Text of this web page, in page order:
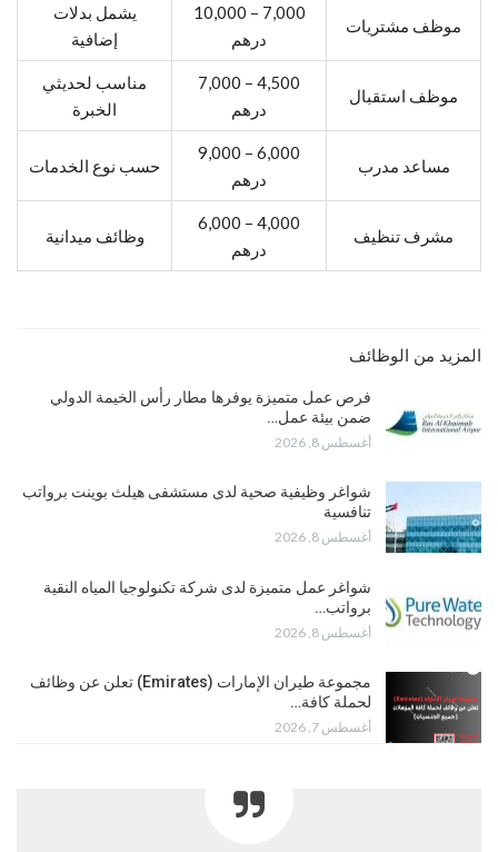
موظف مشتريات
7,000 – 10,000
درهم
يشمل بدلات
إضافية
موظف استقبال
4,500 – 7,000
درهم
مناسب لحديثي
الخبرة
مساعد مدرب
6,000 – 9,000
درهم
حسب نوع الخدمات
مشرف تنظيف
4,000 – 6,000
درهم
وظائف ميدانية
المزيد من الوظائف
فرص عمل متميزة يوفرها مطار رأس الخيمة الدولي
ضمن بيئة عمل…
أغسطس 8, 2026
شواغر وظيفية صحية لدى مستشفى هيلث بوينت برواتب
تنافسية
أغسطس 8, 2026
شواغر عمل متميزة لدى شركة تكنولوجيا المياه النقية
برواتب…
أغسطس 8, 2026
مجموعة طيران الإمارات (Emirates) تعلن عن وظائف
لحملة كافة…
أغسطس 7, 2026